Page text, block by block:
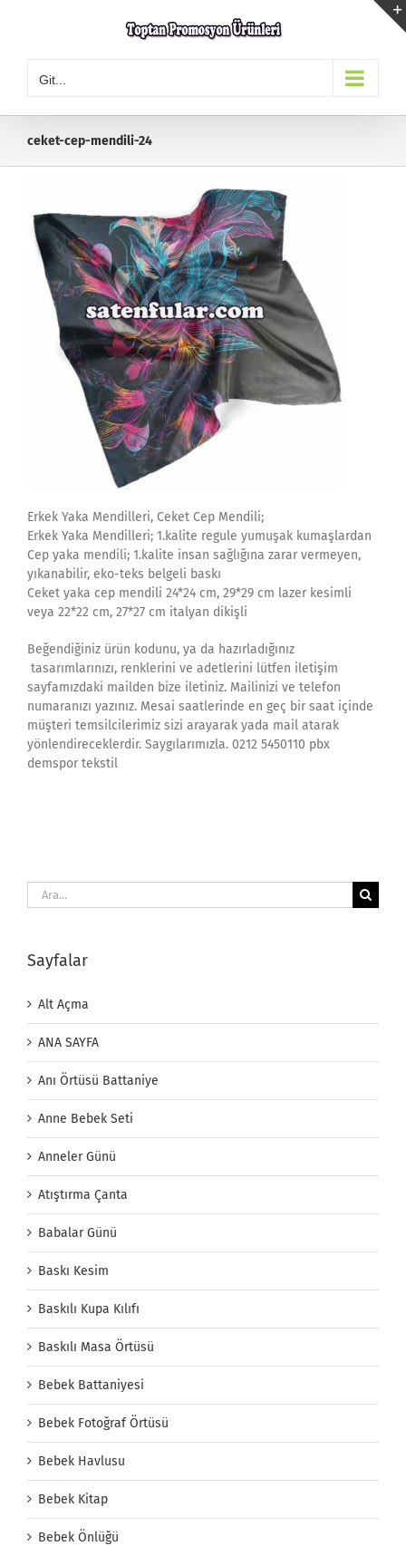
Git...
ceket-cep-mendili-24
Erkek Yaka Mendilleri, Ceket Cep Mendili;
Erkek Yaka Mendilleri; 1.kalite regule yumuşak kumaşlardan
Cep yaka mendili; 1.kalite insan sağlığına zarar vermeyen,
yıkanabilir, eko-teks belgeli baskı
Ceket yaka cep mendili 24*24 cm, 29*29 cm lazer kesimli
veya 22*22 cm, 27*27 cm italyan dikişli
Beğendiğiniz ürün kodunu, ya da hazırladığınız
tasarımlarınızı, renklerini ve adetlerini lütfen iletişim
sayfamızdaki mailden bize iletiniz. Mailinizi ve telefon
numaranızı yazınız. Mesai saatlerinde en geç bir saat içinde
müşteri temsilcilerimiz sizi arayarak yada mail atarak
yönlendireceklerdir. Saygılarımızla. 0212 5450110 pbx
demspor tekstil
Ara:
Sayfalar
Alt Açma
ANA SAYFA
Anı Örtüsü Battaniye
Anne Bebek Seti
Anneler Günü
Atıştırma Çanta
Babalar Günü
Baskı Kesim
Baskılı Kupa Kılıfı
Baskılı Masa Örtüsü
Bebek Battaniyesi
Bebek Fotoğraf Örtüsü
Bebek Havlusu
Bebek Kitap
Bebek Önlüğü